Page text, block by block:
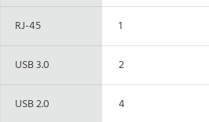
RJ-45 1
USB 3.0 2
USB 2.0 4